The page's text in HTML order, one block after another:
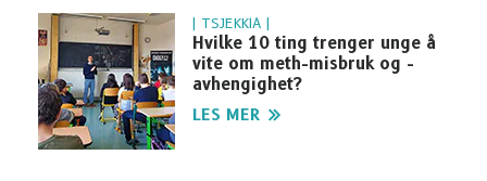
| TSJEKKIA |
Hvilke 10 ting trenger unge å
vite om meth-misbruk og -
avhengighet?
LES MER